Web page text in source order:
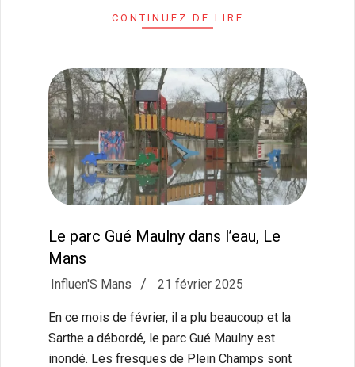
CONTINUEZ DE LIRE
Le parc Gué Maulny dans l’eau, Le
Mans
2025-
21
Influen'S Mans 21 février 2025
En ce mois de février, il a plu beaucoup et la
Sarthe a débordé, le parc Gué Maulny est
inondé. Les fresques de Plein Champs sont